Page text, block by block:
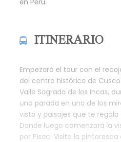
en Perú.
ITINERARIO
Empezará el tour con el
del centro histórico de
Valle Sagrado de los Incas,
una parada en uno de los
vista y paisajes que te
Donde luego comenzará la
por Pisac. Visite la pintoresca